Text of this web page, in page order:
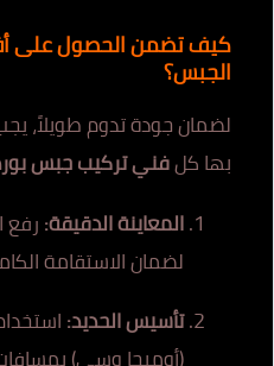
كيف تضمن الحصول على
الجبس؟
لضمان جودة تدوم طويلاً،
بها كلفني تركيب جبس
المعاينة الدقيقة:رفع
لضمان الاستقامة
تأسيس الحديد: